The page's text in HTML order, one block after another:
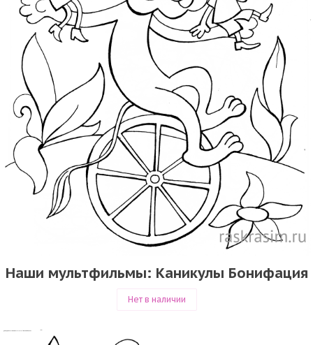
Наши мультфильмы: Каникулы Бонифация
Нет в наличии